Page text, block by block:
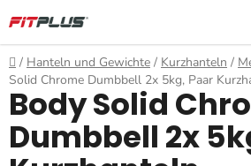
Inhalt
springen
Startseite
/ Hanteln und Gewichte / Kurzhanteln /
Solid Chrome Dumbbell 2x 5kg, Paar
Body Solid
Dumbbell 2x